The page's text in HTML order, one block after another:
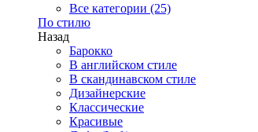
Все категории (25)
По стилю
Назад
Барокко
В английском стиле
В скандинавском стиле
Дизайнерские
Классические
Красивые